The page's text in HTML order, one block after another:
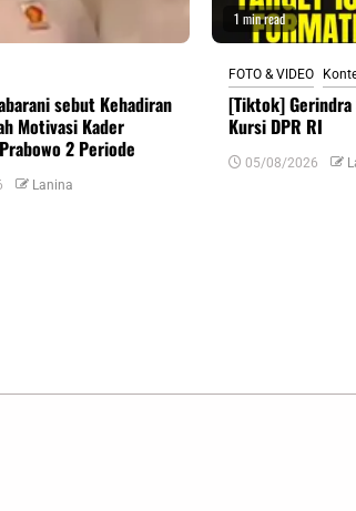
sebut Kehadiran
Motivasi Kader
2 Periode
Lanina
1 min read
FOTO & VIDEO
[Tiktok] Gerindra
Kursi DPR RI
05/08/2026